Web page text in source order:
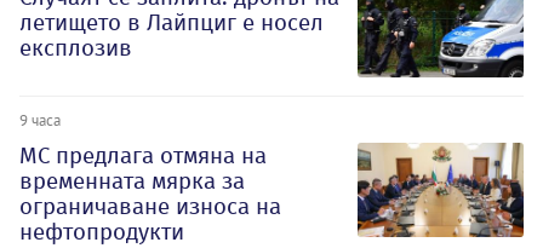
летището в Лайпциг е носел
експлозив
9 часа
МС предлага отмяна на
временната мярка за
ограничаване износа на
нефтопродукти